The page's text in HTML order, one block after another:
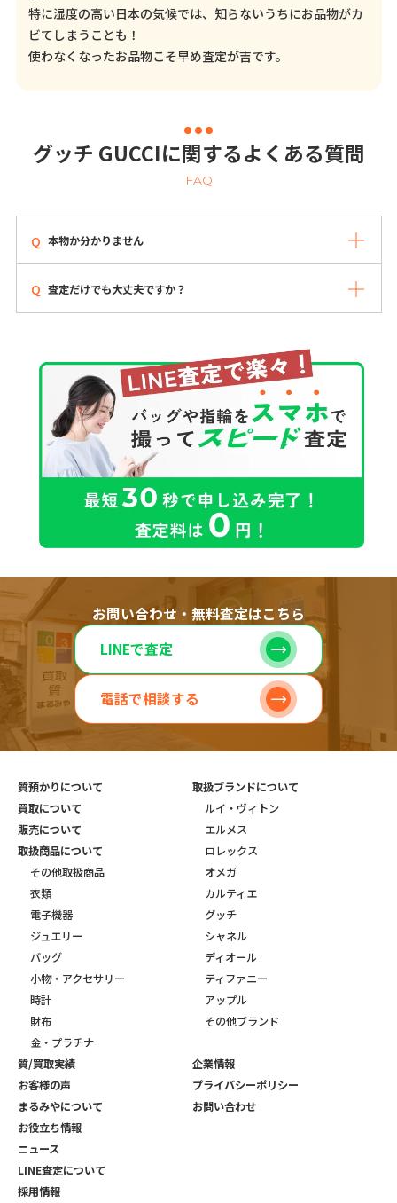
特に湿度の高い日本の気候では、知らないうちにお品物がカ
ビてしまうことも！
使わなくなったお品物こそ早め査定が吉です。
グッチ GUCCIに関するよくある質問
FAQ
本物か分かりません
査定だけでも大丈夫ですか？
お問い合わせ・無料査定はこちら
LINEで査定
電話で相談する
質預かりについて
買取について
販売について
取扱商品について
その他取扱商品
衣類
電子機器
ジュエリー
バッグ
小物・アクセサリー
時計
財布
金・プラチナ
取扱ブランドについて
ルイ・ヴィトン
エルメス
ロレックス
オメガ
カルティエ
グッチ
シャネル
ディオール
ティファニー
アップル
その他ブランド
質/買取実績
お客様の声
まるみやについて
お役立ち情報
ニュース
LINE査定について
採用情報
企業情報
プライバシーポリシー
お問い合わせ